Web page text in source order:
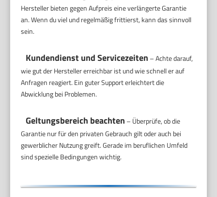
Hersteller bieten gegen Aufpreis eine verlängerte Garantie
an. Wenn du viel und regelmäßig frittierst, kann das sinnvoll
sein.
Kundendienst und Servicezeiten – Achte darauf,
wie gut der Hersteller erreichbar ist und wie schnell er auf
Anfragen reagiert. Ein guter Support erleichtert die
Abwicklung bei Problemen.
Geltungsbereich beachten – Überprüfe, ob die
Garantie nur für den privaten Gebrauch gilt oder auch bei
gewerblicher Nutzung greift. Gerade im beruflichen Umfeld
sind spezielle Bedingungen wichtig.